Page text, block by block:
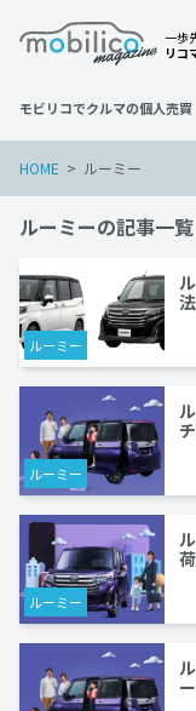
一歩
リコ
モビリコでクルマの個人売買
HOME ルーミー
ルーミーの記事一覧
ルーミー
ルーミー
ルーミー